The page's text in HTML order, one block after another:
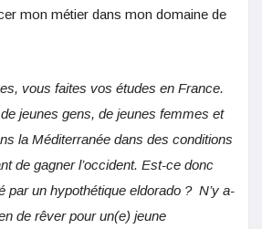
mon métier dans mon domaine de
vous faites vos études en France.
jeunes gens, de jeunes femmes et
la Méditerranée dans des conditions
de gagner l’occident. Est-ce donc
par un hypothétique eldorado ? N’y a-
de rêver pour un(e) jeune